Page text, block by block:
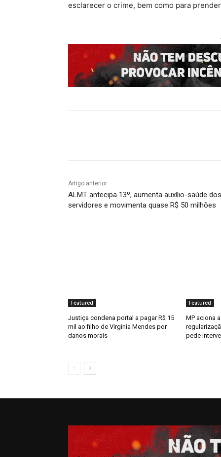
esclarecer o crime, bem como para
Artigo anterior
ALMT antecipa 13º, aumenta auxílio-saúde dos
servidores e movimenta quase R$ 50 milhões
Featured
Justiça condena portal a pagar R$ 15
mil ao filho de Virginia Mendes por
danos morais
Featured
MP aciona
pede